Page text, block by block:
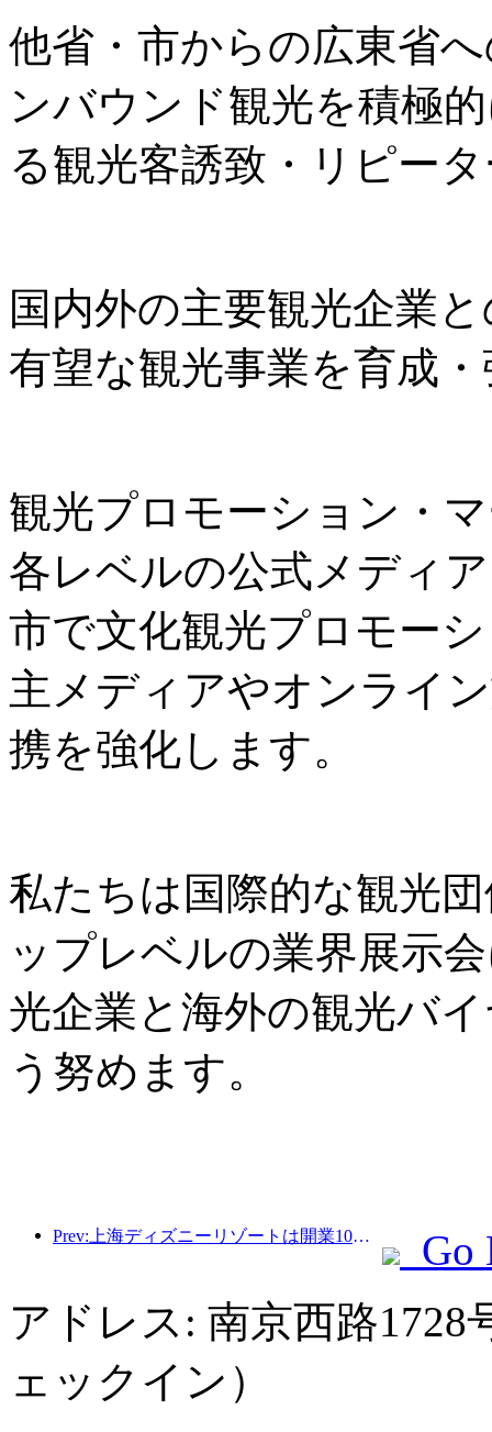
他省・市からの広東省
ンバウンド観光を積極
る観光客誘致・リピー
国内外の主要観光企業
有望な観光事業を育成
観光プロモーション・
各レベルの公式メディ
市で文化観光プロモー
主メディアやオンライ
携を強化します。
私たちは国際的な観光
ップレベルの業界展示
光企業と海外の観光バ
う努めます。
Prev:上海ディズニーリゾートは開業10周年を迎え、これまでに1億人以上の来場者数を記録した。
Go
アドレス: 南京西路1728
ェックイン）